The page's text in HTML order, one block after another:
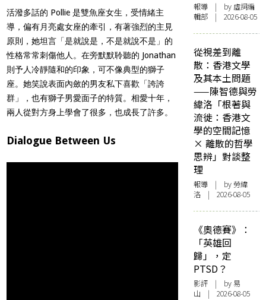
活潑多話的 Pollie 是雙魚座女生，受情緒主
導，偏有月亮處女座的牽引，有著強烈的主見
原則，她坦言「是就說是，不是就說不是」的
性格常常刺傷他人。在旁默默聆聽的 Jonathan
則予人冷靜隨和的印象，可不像典型的獅子
座。她笑說表面內斂的男友私下喜歡「誇誇
群」，也有獅子男愛面子的特質。相愛十年，
兩人從對方身上學會了很多，也成長了許多。
Dialogue Between Us
報導 | by 虛詞編
輯部 | 2026-08-05
從視差到離
散：香港文學
及其本土問題
——陳智德與勞
緯洛「根著與
流徙：香港文
學的空間記憶
× 離散的哲學
思辨」對談整
理
報導 | by 勞緯
洛 | 2026-08-05
《奧德賽》：
「英雄回
歸」，定
PTSD？
影評 | by 易
山 | 2026-08-05